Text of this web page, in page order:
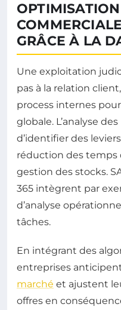
GRÂCE À LA
Une exploitation
pas à la relation
process internes
globale. L’analyse
d’identifier des
réduction des temps
gestion des stocks.
365 intègrent par
d’analyse
tâches.
En intégrant des
entreprises
marché et ajustent
offres en